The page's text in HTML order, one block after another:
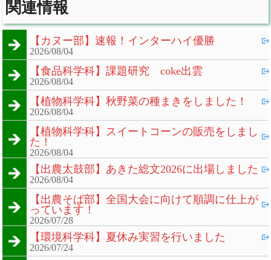
関連情報
【カヌー部】速報！インターハイ優勝
2026/08/04
【食品科学科】課題研究 coke出雲
2026/08/04
【植物科学科】秋野菜の種まきをしました！
2026/08/04
【植物科学科】スイートコーンの販売をしまし
た！
2026/08/04
【出農太鼓部】あきた総文2026に出場しました
2026/08/04
【出農そば部】全国大会に向けて順調に仕上が
っています！
2026/07/28
【環境科学科】夏休み実習を行いました
2026/07/24